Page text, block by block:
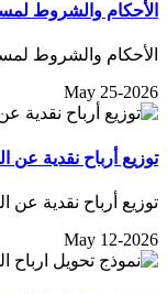
الأحكام والشروط
الأحكام والشروط
May 25-2026
توزيع أرباح نقدية عن السنة
توزيع أرباح نقدية عن السنة
May 12-2026